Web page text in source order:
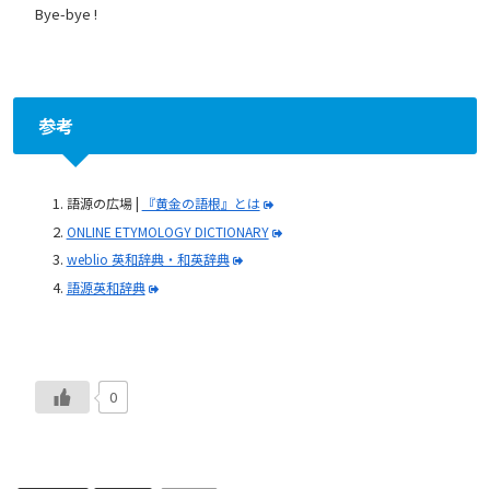
Bye-bye !
参考
語源の広場 |
『黄金の語根』とは
ONLINE ETYMOLOGY DICTIONARY
weblio 英和辞典・和英辞典
語源英和辞典
0